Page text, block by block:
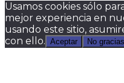
Usamos cookies sólo
mejor experiencia en
usando este sitio,
con ello. Aceptar No